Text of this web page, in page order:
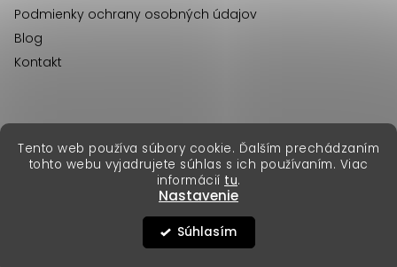
Tento web používa súbory cookie. Ďalším prechádzaním
tohto webu vyjadrujete súhlas s ich používaním. Viac
informácií tu.
Nastavenie
Súhlasím
Podmienky ochrany osobných údajov
Blog
Kontakt
Vytvoril Shoptet Premium
Copyright 2026Erika Fashion. Všetky práva vyhradené.
erikafashion.cz